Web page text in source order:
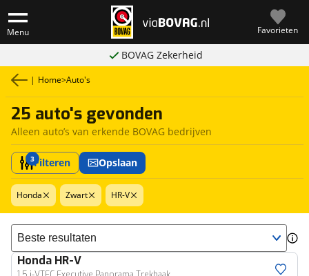
Menu Favorieten
BOVAG Zekerheid
| Home>Auto's
25 auto's gevonden
Alleen auto’s van erkende BOVAG bedrijven
3Filteren Opslaan
Honda Zwart HR-V
Sorteer resultaten
Honda HR-V